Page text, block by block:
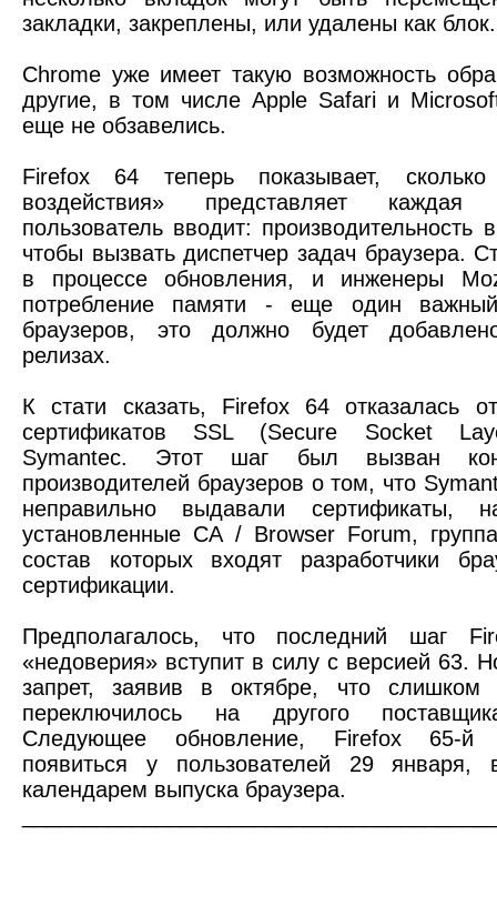
закладки, закреплены, или удалены как блок.
Chrome уже имеет такую ​​возможность
другие, в том числе Apple Safari и
еще не обзавелись.
Firefox 64 теперь показывает, сколько
воздействия» представляет каждая
пользователь вводит: производительность
чтобы вызвать диспетчер задач браузера.
в процессе обновления, и инженеры
потребление памяти - еще один
браузеров, это должно будет
релизах.
К стати сказать, Firefox 64 отказалась
сертификатов SSL (Secure Socket
Symantec. Этот шаг был вызван
производителей браузеров о том, что
неправильно выдавали сертификаты,
установленные CA / Browser Forum,
состав которых входят разработчики
сертификации.
Предполагалось, что последний шаг
«недоверия» вступит в силу с версией 63.
запрет, заявив в октябре, что слишком
переключилось на другого
Следующее обновление, Firefox 65-й
появиться у пользователей 29 января,
календарем выпуска браузера.